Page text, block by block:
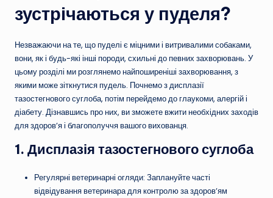
зустрічаються у пуделя?
Незважаючи на те, що пуделі є міцними і витривалими собаками,
вони, як і будь-які інші породи, схильні до певних захворювань. У
цьому розділі ми розглянемо найпоширеніші захворювання, з
якими може зіткнутися пудель. Почнемо з дисплазії
тазостегнового суглоба, потім перейдемо до глаукоми, алергій і
діабету. Дізнавшись про них, ви зможете вжити необхідних заходів
для здоров’я і благополуччя вашого вихованця.
1. Дисплазія тазостегнового суглоба
Регулярні ветеринарні огляди: Заплануйте часті
відвідування ветеринара для контролю за здоров’ям